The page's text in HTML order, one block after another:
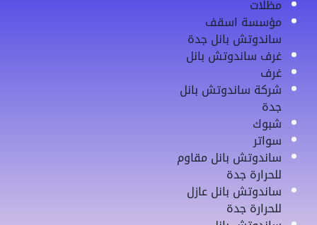
مظلات
مؤسسة اسقف
ساندوتش بانل جدة
غرف ساندوتش بانل
غرف
شركة ساندوتش بانل
جدة
شبوك
سواتر
ساندوتش بانل مقاوم
للحرارة جدة
ساندوتش بانل عازل
للحرارة جدة